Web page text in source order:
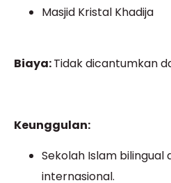
Masjid Kristal Khadija
Biaya:Tidak dicantumkan
Keunggulan:
Sekolah Islam
internasional.